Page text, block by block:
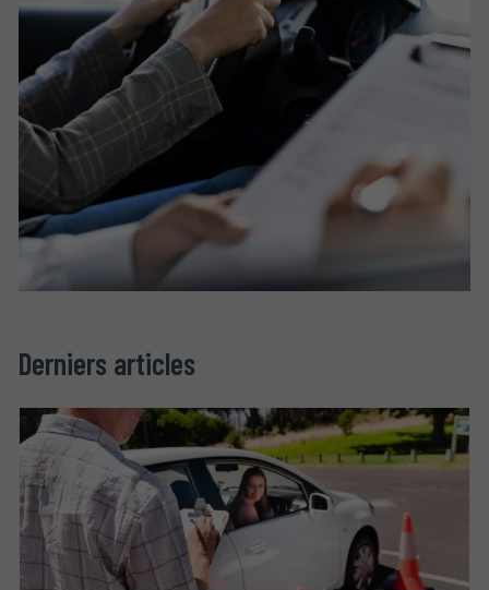
Derniers articles